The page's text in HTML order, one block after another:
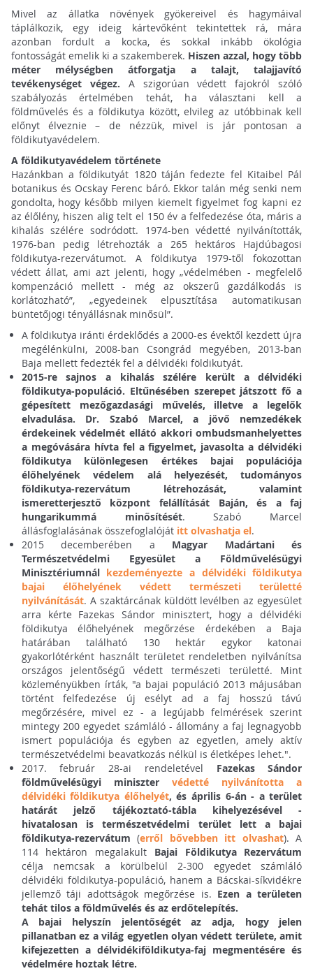
Mivel az állatka növények gyökereivel és hagymáival
táplálkozik, egy ideig kártevőként tekintettek rá, mára
azonban fordult a kocka, és sokkal inkább ökológia
fontosságát emelik ki a szakemberek. Hiszen azzal, hogy több
méter mélységben átforgatja a talajt, talajjavító
tevékenységet végez. A szigorúan védett fajokról szóló
szabályozás értelmében tehát, ha választani kell a
földművelés és a földikutya között, elvileg az utóbbinak kell
előnyt élveznie – de nézzük, mivel is jár pontosan a
földikutyavédelem.
A földikutyavédelem története
Hazánkban a földikutyát 1820 táján fedezte fel Kitaibel Pál
botanikus és Ocskay Ferenc báró. Ekkor talán még senki nem
gondolta, hogy később milyen kiemelt figyelmet fog kapni ez
az élőlény, hiszen alig telt el 150 év a felfedezése óta, máris a
kihalás szélére sodródott. 1974-ben védetté nyilvánították,
1976-ban pedig létrehozták a 265 hektáros Hajdúbagosi
földikutya-rezervátumot. A földikutya 1979-től fokozottan
védett állat, ami azt jelenti, hogy „védelmében - megfelelő
kompenzáció mellett - még az okszerű gazdálkodás is
korlátozható”, „egyedeinek elpusztítása automatikusan
büntetőjogi tényállásnak minősül”.
A földikutya iránti érdeklődés a 2000-es évektől kezdett újra
megélénkülni, 2008-ban Csongrád megyében, 2013-ban
Baja mellett fedezték fel a délvidéki földikutyát.
2015-re sajnos a kihalás szélére került a délvidéki
földikutya-populáció. Eltűnésében szerepet játszott fő a
gépesített mezőgazdasági művelés, illetve a legelők
elvadulása. Dr. Szabó Marcel, a jövő nemzedékek
érdekeinek védelmét ellátó akkori ombudsmanhelyettes
a megóvására hívta fel a figyelmet, javasolta a délvidéki
földikutya különlegesen értékes bajai populációja
élőhelyének védelem alá helyezését, tudományos
földikutya-rezervátum létrehozását, valamint
ismeretterjesztő központ felállítását Baján, és a faj
hungarikummá minősítését. Szabó Marcel
állásfoglalásának összefoglalóját itt olvashatja el.
2015 decemberében a Magyar Madártani és
Természetvédelmi Egyesület a Földművelésügyi
Minisztériumnál kezdeményezte a délvidéki földikutya
bajai élőhelyének védett természeti területté
nyilvánítását. A szaktárcának küldött levélben az egyesület
arra kérte Fazekas Sándor minisztert, hogy a délvidéki
földikutya élőhelyének megőrzése érdekében a Baja
határában található 130 hektár egykor katonai
gyakorlótérként használt területet rendeletben nyilvánítsa
országos jelentőségű védett természeti területté. Mint
közleményükben írták, "a bajai populáció 2013 májusában
történt felfedezése új esélyt ad a faj hosszú távú
megőrzésére, mivel ez - a legújabb felmérések szerint
mintegy 200 egyedet számláló - állomány a faj legnagyobb
ismert populációja és egyben az egyetlen, amely aktív
természetvédelmi beavatkozás nélkül is életképes lehet.".
2017. február 28-ai rendeletével Fazekas Sándor
földművelésügyi miniszter védetté nyilvánította a
délvidéki földikutya élőhelyét, és április 6-án - a terület
határát jelző tájékoztató-tábla kihelyezésével -
hivatalosan is természetvédelmi terület lett a bajai
földikutya-rezervátum (erről bővebben itt olvashat). A
114 hektáron megalakult Bajai Földikutya Rezervátum
célja nemcsak a körülbelül 2-300 egyedet számláló
délvidéki földikutya-populáció, hanem a Bácskai-síkvidékre
jellemző táji adottságok megőrzése is. Ezen a területen
tehát tilos a földművelés és az erdőtelepítés.
A bajai helyszín jelentőségét az adja, hogy jelen
pillanatban ez a világ egyetlen olyan védett területe, amit
kifejezetten a délvidékiföldikutya-faj megmentésére és
védelmére hoztak létre.